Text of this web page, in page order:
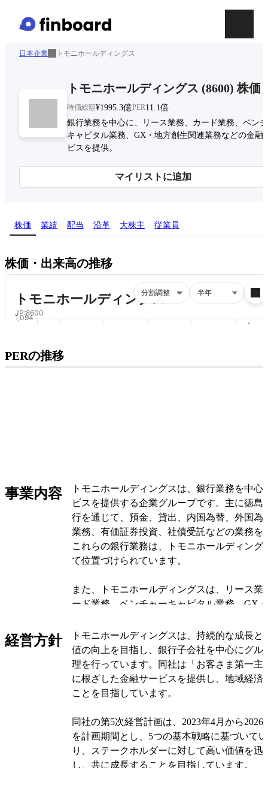
日本企業 トモニホールディングス
トモニホールディングス (8600) 株価
時価総額¥1995.3億PER11.1倍
銀行業務を中心に、リース業務、カード業務、ベン
キャピタル業務、GX・地方創生関連業務などの金融
ビスを提供。
マイリストに追加
株価 業績 配当 沿革 大株主 従業員
株価・出来高の推移
PERの推移プレミアム会員にご登録いただくと、
PERの推移にアクセスできます。
事業内容
トモニホールディングスは、銀行業務を中心
ビスを提供する企業グループです。主に徳島
行を通じて、預金、貸出、内国為替、外国為
業務、有価証券投資、社債受託などの業務を
これらの銀行業務は、トモニホールディング
て位置づけられています。
また、トモニホールディングスは、リース業
ード業務、ベンチャーキャピタル業務、GX
るコンピューター業務やその他の関連業務と
全体で提供されています。
さらに、トモニホールディングスは、地域経
し、「地域とトモニ1号投資事業有限責任組
化し、持続可能な成長を目指しています。
オリジナルを見る
経営方針
トモニホールディングスは、持続的な成長と
値の向上を目指し、銀行子会社を中心にグル
理を行っています。同社は「お客さま第一主
に根ざした金融サービスを提供し、地域経済
ことを目指しています。
同社の第5次経営計画は、2023年4月から2026
を計画期間とし、5つの基本戦略に基づいて
り、ステークホルダーに対して高い価値を迅
し、共に成長することを目指しています。